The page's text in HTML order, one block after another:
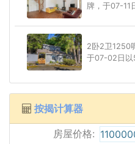
牌，于07-11
2卧2卫1250
于07-02日以
按揭计算器
房屋价格: